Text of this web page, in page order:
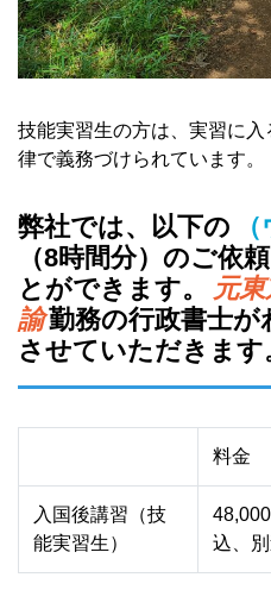
技能実習生の方は、実習に
律で義務づけられています。
弊社では、以下の
（8時間分）のご依
とができます。
元
諭勤務の行政書士
させていただきます
料金
入国後講習（技
能実習生）
込、別